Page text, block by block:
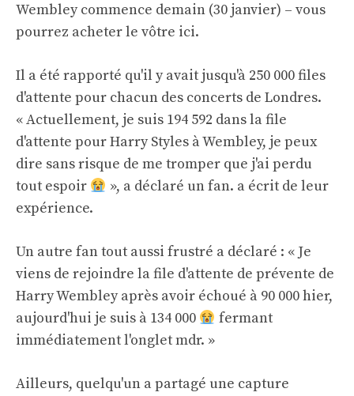
Wembley commence demain (30 janvier) – vous
pourrez acheter le vôtre ici.
Il a été rapporté qu'il y avait jusqu'à 250 000 files
d'attente pour chacun des concerts de Londres.
« Actuellement, je suis 194 592 dans la file
d'attente pour Harry Styles à Wembley, je peux
dire sans risque de me tromper que j'ai perdu
tout espoir
», a déclaré un fan. a écritde leur
expérience.
Un autre fan tout aussi frustré a déclaré : « Je
viens de rejoindre la file d'attente de prévente de
Harry Wembley après avoir échoué à 90 000 hier,
aujourd'hui je suis à 134 000
fermant
immédiatement l'onglet mdr. »
Ailleurs, quelqu'un a partagé une capture